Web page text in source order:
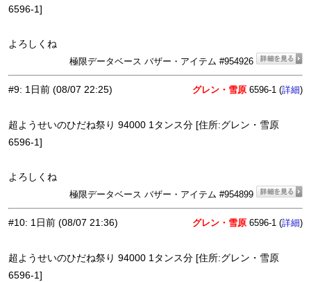
6596-1]
よろしくね
極限データベース バザー・アイテム #954926
#9: 1日前 (08/07 22:25) グレン・雪原 6596-1 (詳細)
超ようせいのひだね祭り 94000 1タンス分 [住所:グレン・雪原
6596-1]
よろしくね
極限データベース バザー・アイテム #954899
#10: 1日前 (08/07 21:36) グレン・雪原 6596-1 (詳細)
超ようせいのひだね祭り 94000 1タンス分 [住所:グレン・雪原
6596-1]